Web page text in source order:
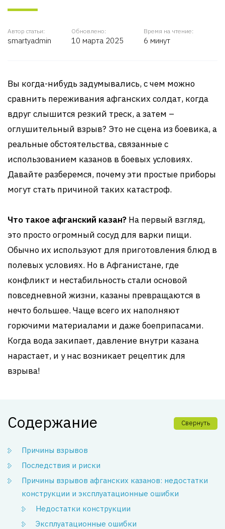
Автор статьи:
smartyadmin
Обновлено:
10 марта 2025
Время на чтение:
6 минут
Вы когда-нибудь задумывались, с чем можно
сравнить переживания афганских солдат, когда
вдруг слышится резкий треск, а затем –
оглушительный взрыв? Это не сцена из боевика, а
реальные обстоятельства, связанные с
использованием казанов в боевых условиях.
Давайте разберемся, почему эти простые приборы
могут стать причиной таких катастроф.
Что такое афганский казан? На первый взгляд,
это просто огромный сосуд для варки пищи.
Обычно их используют для приготовления блюд в
полевых условиях. Но в Афганистане, где
конфликт и нестабильность стали основой
повседневной жизни, казаны превращаются в
нечто большее. Чаще всего их наполняют
горючими материалами и даже боеприпасами.
Когда вода закипает, давление внутри казана
нарастает, и у нас возникает рецептик для
взрыва!
Содержание Свернуть
Причины взрывов
Последствия и риски
Причины взрывов афганских казанов: недостатки
конструкции и эксплуатационные ошибки
Недостатки конструкции
Эксплуатационные ошибки